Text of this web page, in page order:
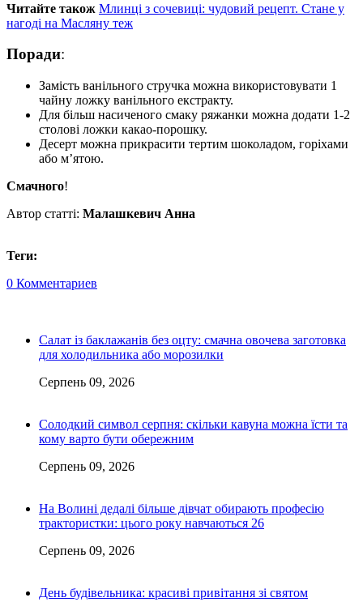
Читайте також Млинці з сочевиці: чудовий рецепт. Стане у
нагоді на Масляну теж
Поради:
Замість ванільного стручка можна використовувати 1
чайну ложку ванільного екстракту.
Для більш насиченого смаку ряжанки можна додати 1-2
столові ложки какао-порошку.
Десерт можна прикрасити тертим шоколадом, горіхами
або м’ятою.
Смачного!
Автор статті: Малашкевич Анна
Теги:
0 Комментариев
Салат із баклажанів без оцту: смачна овочева заготовка
для холодильника або морозилки
Серпень 09, 2026
Солодкий символ серпня: скільки кавуна можна їсти та
кому варто бути обережним
Серпень 09, 2026
На Волині дедалі більше дівчат обирають професію
трактористки: цього року навчаються 26
Серпень 09, 2026
День будівельника: красиві привітання зі святом